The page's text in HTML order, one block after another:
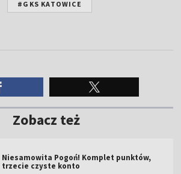
#GKS KATOWICE
Zobacz też
Niesamowita Pogoń! Komplet punktów,
trzecie czyste konto